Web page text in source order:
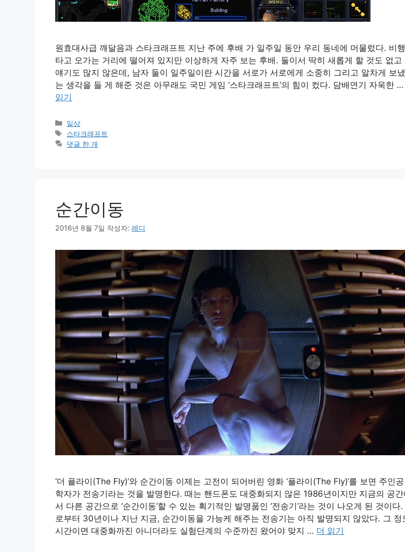
원효대사급 깨달음과 스타크래프트 지난 주에 후배 가 일주일 동안 우리 동네에 머물렀다. 비
타고 오가는 거리에 떨어져 있지만 이상하게 자주 보는 후배. 둘이서 딱히 새롭게 할 것도 없고
얘기도 많지 않은데, 남자 둘이 일주일이란 시간을 서로가 서로에게 소중히 그리고 알차게 보
는 생각을 들 게 해준 것은 아무래도 국민 게임 ‘스타크래프트’의 힘이 컸다. 담배연기 자욱한 …
읽기
카
테
고
일상
태
그
스타크래프트
댓글 한 개
순간이동
2016년 8월 7일 작성자: 레디
‘더 플라이(The Fly)’와 순간이동 이제는 고전이 되어버린 영화 ‘플라이(The Fly)‘를 보면 주인
학자가 전송기라는 것을 발명한다. 때는 핸드폰도 대중화되지 않은 1986년이지만 지금의 공간
서 다른 공간으로 ‘순간이동’할 수 있는 획기적인 발명품인 ‘전송기’라는 것이 나오게 된 것이다.
로부터 30년이나 지난 지금, 순간이동을 가능케 해주는 전송기는 아직 발명되지 않았다. 그 정
시간이면 대중화까진 아니더라도 실험단계의 수준까진 왔어야 맞지 … 더 읽기